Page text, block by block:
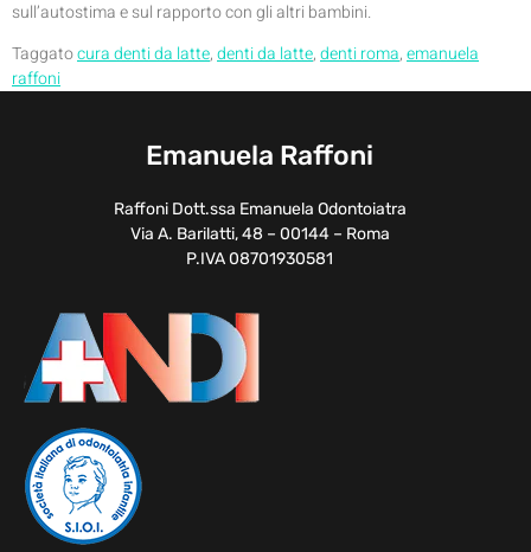
sull’autostima e sul rapporto con gli altri bambini.
Taggatocura denti da latte,denti da latte,denti roma,emanuela
raffoni
Emanuela Raffoni
Raffoni Dott.ssa Emanuela Odontoiatra
Via A. Barilatti, 48 – 00144 – Roma
P.IVA 08701930581